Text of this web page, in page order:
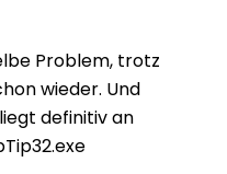
Problem, trotz
wieder. Und
definitiv an